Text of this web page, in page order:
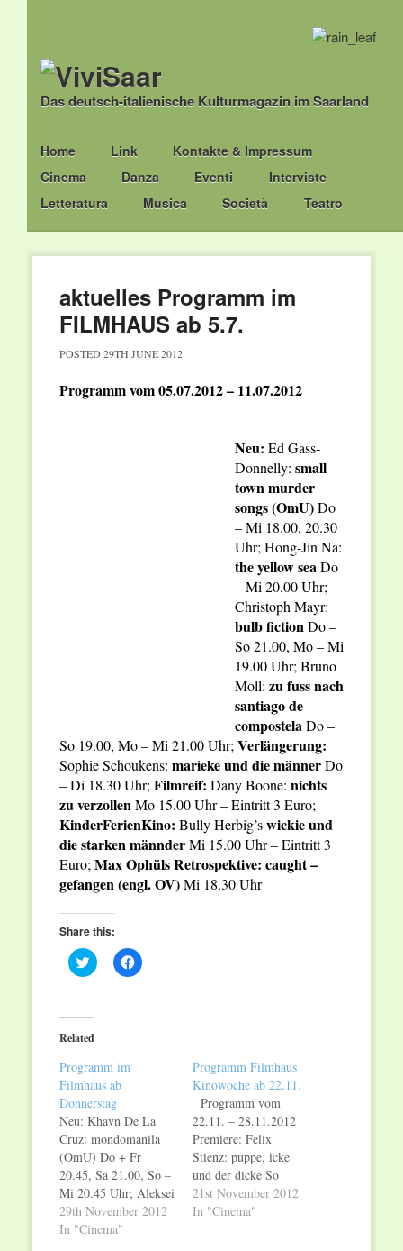
Das deutsch-italienische Kulturmagazin im Saarland
Main menu
Skip
to
content
Home Link
Kontakte & Impressum
Cinema
Danza Eventi
Interviste
Letteratura
Musica Società Teatro
aktuelles Programm im
FILMHAUS ab 5.7.
POSTED 29TH JUNE 2012
Programm vom 05.07.2012 – 11.07.2012
Neu: Ed Gass-
Donnelly: small
town murder
songs (OmU)Do
– Mi 18.00, 20.30
Uhr; Hong-Jin Na:
the yellow seaDo
– Mi 20.00 Uhr;
Christoph Mayr:
bulb fictionDo –
So 21.00, Mo – Mi
19.00 Uhr; Bruno
Moll: zu fuss nach
santiago de
compostelaDo –
So 19.00, Mo – Mi 21.00 Uhr; Verlängerung:
Sophie Schoukens: marieke und die männerDo
– Di 18.30 Uhr; Filmreif: Dany Boone: nichts
zu verzollenMo 15.00 Uhr – Eintritt 3 Euro;
KinderFerienKino: Bully Herbig’swickie und
die starken männderMi 15.00 Uhr – Eintritt 3
Euro;Max Ophüls Retrospektive: caught –
gefangen(engl. OV)Mi 18.30 Uhr
Share this:
Click
to
(Opens
in
new
Click
to
Related
Programm im
Filmhaus ab
Donnerstag
Neu: Khavn De La
Cruz: mondomanila
(OmU) Do + Fr
20.45, Sa 21.00, So –
Mi 20.45 Uhr; Aleksei
Fedorchenko: stille
seelen (OmU) Fr
29th November 2012
In "Cinema"
Programm Filmhaus
Kinowoche ab 22.11.
Programm vom
22.11. – 28.11.2012
Premiere: Felix
Stienz: puppe, icke
und der dicke So
20.00 Uhr zusammen
mit den Filmteam und
21st November 2012
In "Cinema"